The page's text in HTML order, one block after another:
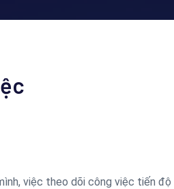
việc theo dõi công việc tiến độ